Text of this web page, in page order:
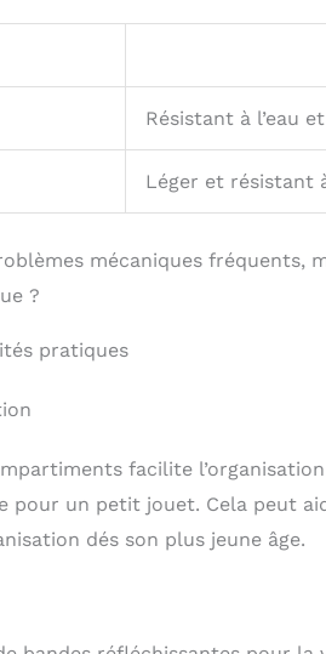
Résistant à l’eau
Léger et résistant
mécaniques fréquents,
?
pratiques
facilite
pour un petit jouet. Cela peut
dés son plus jeune âge.